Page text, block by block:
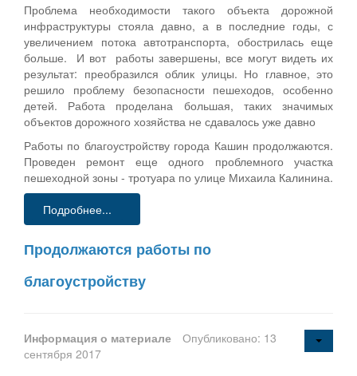
Проблема необходимости такого объекта дорожной
инфраструктуры стояла давно, а в последние годы, с
увеличением потока автотранспорта, обострилась еще
больше. И вот работы завершены, все могут видеть их
результат: преобразился облик улицы. Но главное, это
решило проблему безопасности пешеходов, особенно
детей. Работа проделана большая, таких значимых
объектов дорожного хозяйства не сдавалось уже давно
Работы по благоустройству города Кашин продолжаются.
Проведен ремонт еще одного проблемного участка
пешеходной зоны - тротуара по улице Михаила Калинина.
Подробнее...
Продолжаются работы по
благоустройству
Информация о материале
Опубликовано: 13
сентября 2017